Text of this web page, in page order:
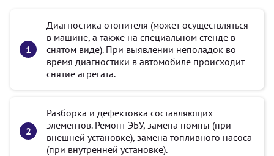
Диагностика отопителя (может осуществляться
в машине, а также на специальном стенде в
снятом виде). При выявлении неполадок во
время диагностики в автомобиле происходит
снятие агрегата.
Разборка и дефектовка составляющих
элементов. Ремонт ЭБУ, замена помпы (при
внешней установке), замена топливного насоса
(при внутренней установке).